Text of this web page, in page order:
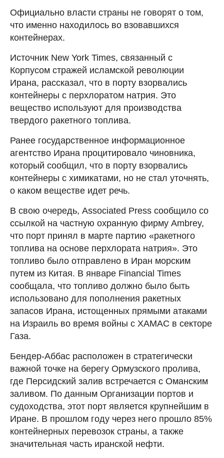
Официально власти страны не говорят о том,
что именно находилось во взовавшихся
контейнерах.
Источник New York Times, связанный с
Корпусом стражей исламской революции
Ирана, рассказал, что в порту взорвались
контейнеры с перхлоратом натрия. Это
вещество используют для производства
твердого ракетного топлива.
Ранее государственное информационное
агентство Ирана процитировало чиновника,
который сообщил, что в порту взорвались
контейнеры с химикатами, но не стал уточнять,
о каком веществе идет речь.
В свою очередь, Associated Press сообщило со
ссылкой на частную охранную фирму Ambrey,
что порт принял в марте партию «ракетного
топлива на основе перхлората натрия». Это
топливо было отправлено в Иран морским
путем из Китая. В январе Financial Times
сообщала, что топливо должно было быть
использовано для пополнения ракетных
запасов Ирана, истощенных прямыми атаками
на Израиль во время войны с ХАМАС в секторе
Газа.
Бендер-Аббас расположен в стратегически
важной точке на берегу Ормузского пролива,
где Персидский залив встречается с Оманским
заливом. По данным Организации портов и
судоходства, этот порт является крупнейшим в
Иране. В прошлом году через него прошло 85%
контейнерных перевозок страны, а также
значительная часть иранской нефти.